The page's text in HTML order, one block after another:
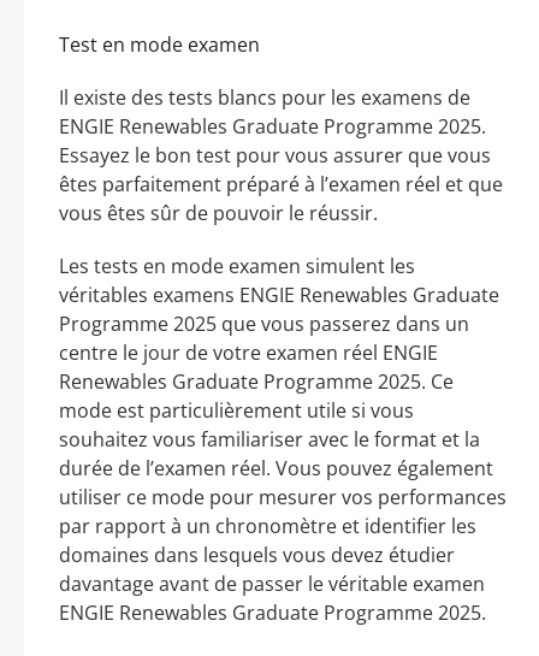
Test en mode examen
Il existe des tests blancs pour les examens de
ENGIE Renewables Graduate Programme 2025.
Essayez le bon test pour vous assurer que vous
êtes parfaitement préparé à l’examen réel et que
vous êtes sûr de pouvoir le réussir.
Les tests en mode examen simulent les
véritables examens ENGIE Renewables Graduate
Programme 2025 que vous passerez dans un
centre le jour de votre examen réel ENGIE
Renewables Graduate Programme 2025. Ce
mode est particulièrement utile si vous
souhaitez vous familiariser avec le format et la
durée de l’examen réel. Vous pouvez également
utiliser ce mode pour mesurer vos performances
par rapport à un chronomètre et identifier les
domaines dans lesquels vous devez étudier
davantage avant de passer le véritable examen
ENGIE Renewables Graduate Programme 2025.